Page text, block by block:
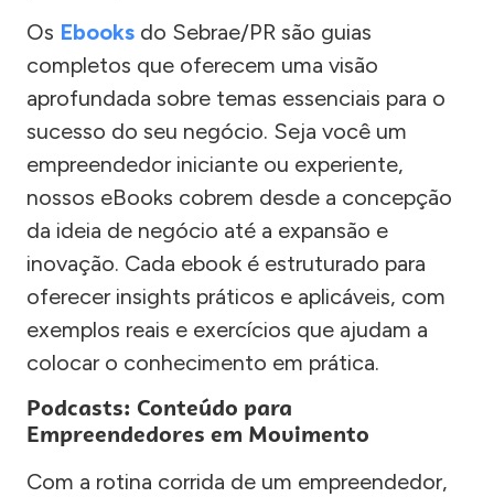
Os Ebooks do Sebrae/PR são guias
completos que oferecem uma visão
aprofundada sobre temas essenciais para o
sucesso do seu negócio. Seja você um
empreendedor iniciante ou experiente,
nossos eBooks cobrem desde a concepção
da ideia de negócio até a expansão e
inovação. Cada ebook é estruturado para
oferecer insights práticos e aplicáveis, com
exemplos reais e exercícios que ajudam a
colocar o conhecimento em prática.
Podcasts: Conteúdo para
Empreendedores em Movimento
Com a rotina corrida de um empreendedor,